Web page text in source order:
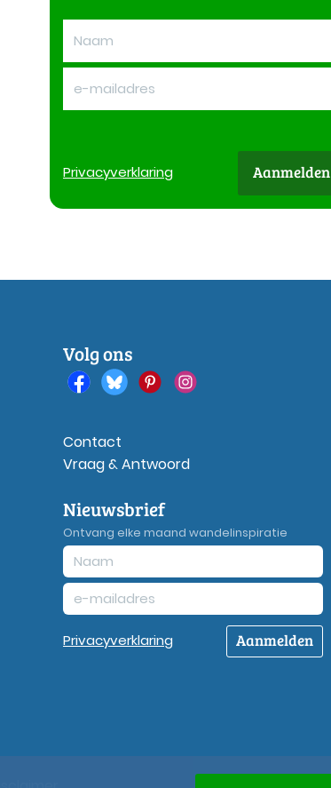
Privacyverklaring Aanmelden
Volg ons
Contact
Vraag & Antwoord
Nieuwsbrief
Ontvang elke maand wandelinspiratie
Privacyverklaring Aanmelden